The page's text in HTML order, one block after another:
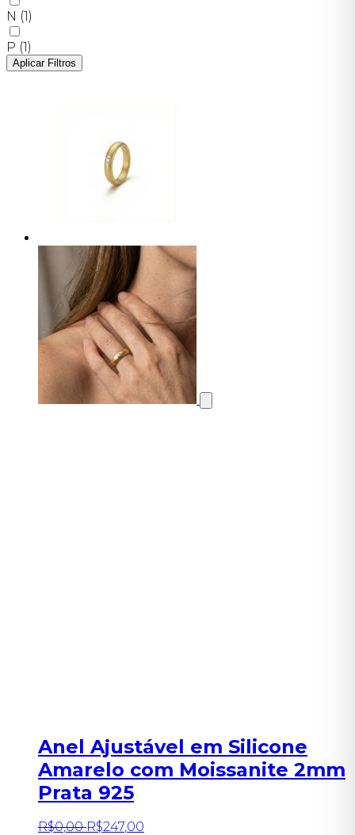
N (1)
P (1)
Aplicar Filtros
Anel Ajustável em Silicone
Amarelo com Moissanite 2mm
Prata 925
R$0,00 R$247,00